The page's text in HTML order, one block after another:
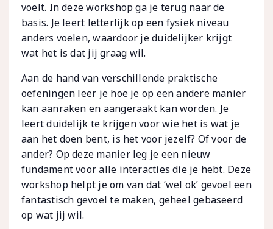
voelt. In deze workshop ga je terug naar de
basis. Je leert letterlijk op een fysiek niveau
anders voelen, waardoor je duidelijker krijgt
wat het is dat jij graag wil.
Aan de hand van verschillende praktische
oefeningen leer je hoe je op een andere manier
kan aanraken en aangeraakt kan worden. Je
leert duidelijk te krijgen voor wie het is wat je
aan het doen bent, is het voor jezelf? Of voor de
ander? Op deze manier leg je een nieuw
fundament voor alle interacties die je hebt. Deze
workshop helpt je om van dat ‘wel ok’ gevoel een
fantastisch gevoel te maken, geheel gebaseerd
op wat jij wil.